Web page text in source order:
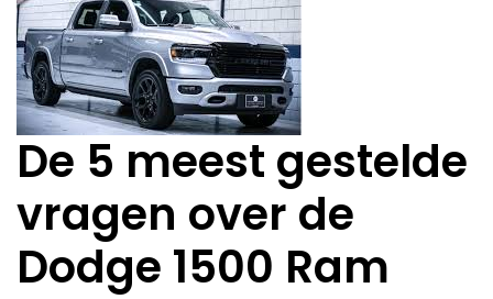
De 5 meest gestelde
vragen over de
Dodge 1500 Ram